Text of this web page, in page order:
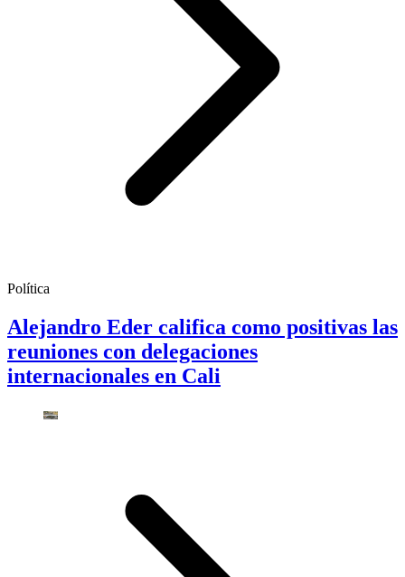
Política
Alejandro Eder califica como positivas las
reuniones con delegaciones
internacionales en Cali